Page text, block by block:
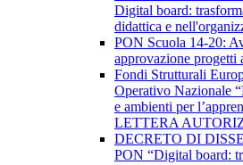
Digital board:
didattica e
PON Scuola 14-20:
approvazione progetti
Fondi Strutturali
Operativo Nazionale
e ambienti per
LETTERA
DECRETO DI
PON “Digital board: